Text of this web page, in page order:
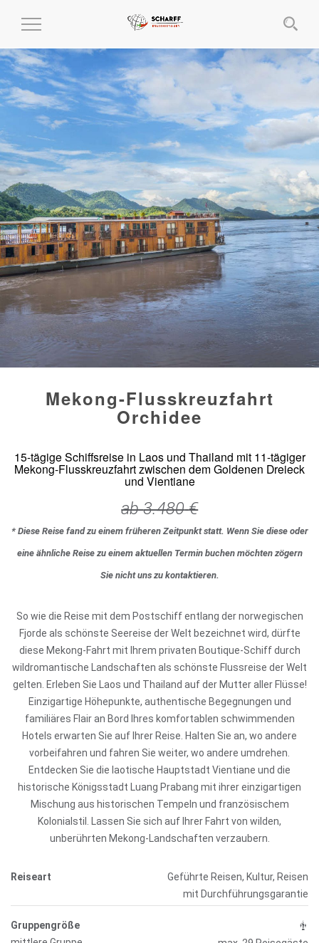
MENÜ
UND
AUSKLAPPEN
Mekong-Flusskreuzfahrt
Orchidee
15-tägige Schiffsreise in Laos und Thailand mit 11-tägiger
Mekong-Flusskreuzfahrt zwischen dem Goldenen Dreieck
und Vientiane
ab3.480 €
* Diese Reise fand zu einem früheren Zeitpunkt statt. Wenn Sie diese oder
eine ähnliche Reise zu einem aktuellen Termin buchen möchten zögern
Sie nicht uns zu kontaktieren.
So wie die Reise mit dem Postschiff entlang der norwegischen
Fjorde als schönste Seereise der Welt bezeichnet wird, dürfte
diese Mekong-Fahrt mit Ihrem privaten Boutique-Schiff durch
wildromantische Landschaften als schönste Flussreise der Welt
gelten. Erleben Sie Laos und Thailand auf der Mutter aller Flüsse!
Einzigartige Höhepunkte, authentische Begegnungen und
familiäres Flair an Bord Ihres komfortablen schwimmenden
Hotels erwarten Sie auf Ihrer Reise. Halten Sie an, wo andere
vorbeifahren und fahren Sie weiter, wo andere umdrehen.
Entdecken Sie die laotische Hauptstadt Vientiane und die
historische Königsstadt Luang Prabang mit ihrer einzigartigen
Mischung aus historischen Tempeln und französischem
Kolonialstil. Lassen Sie sich auf Ihrer Fahrt von wilden,
unberührten Mekong-Landschaften verzaubern.
Reiseart
Geführte Reisen, Kultur, Reisen
mit Durchführungsgarantie
Gruppengröße